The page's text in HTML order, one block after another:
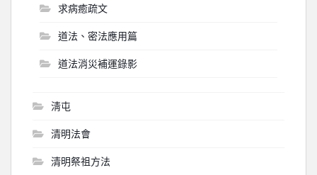
求病癒疏文
道法、密法應用篇
道法消災補運錄影
淸屯
清明法會
清明祭祖方法